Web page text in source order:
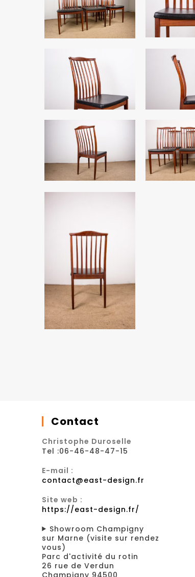
Contact
Christophe Duroselle
Tel :06-46-48-47-15
E-mail :
contact@east-design.fr
Site web :
https://east-design.fr/
Showroom Champigny
sur Marne (visite sur rendez
vous)
Parc d'activité du rotin
26 rue de Verdun
Champigny 94500